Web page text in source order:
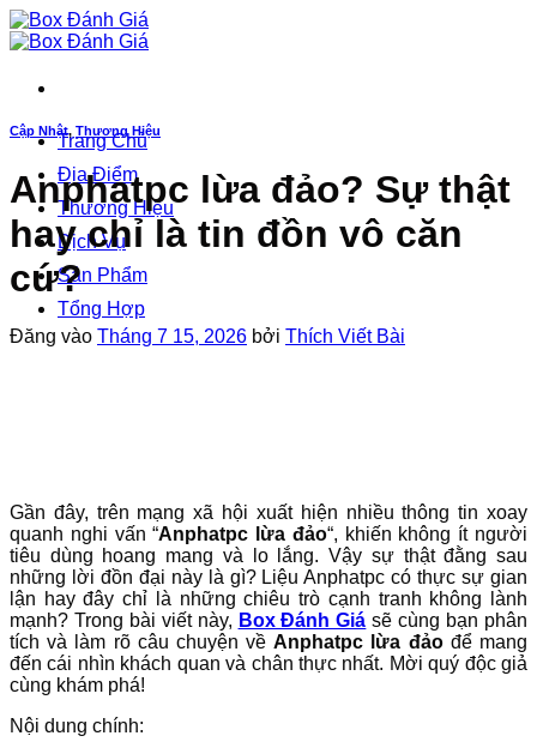
Bỏ
qua
dung
Trang Chủ
Địa Điểm
Thương Hiệu
Dịch Vụ
Sản Phẩm
Tổng Hợp
Cập Nhật, Thương Hiệu
Anphatpc lừa đảo? Sự thật
hay chỉ là tin đồn vô căn
cứ?
Đăng vào Tháng 7 15, 2026 bởi Thích Viết Bài
Gần đây, trên mạng xã hội xuất hiện nhiều thông tin xoay
quanh nghi vấn “Anphatpc lừa đảo“, khiến không ít người
tiêu dùng hoang mang và lo lắng. Vậy sự thật đằng sau
những lời đồn đại này là gì? Liệu Anphatpc có thực sự gian
lận hay đây chỉ là những chiêu trò cạnh tranh không lành
mạnh? Trong bài viết này, Box Đánh Giá sẽ cùng bạn phân
tích và làm rõ câu chuyện vềAnphatpc lừa đảođể mang
đến cái nhìn khách quan và chân thực nhất. Mời quý độc giả
cùng khám phá!
Nội dung chính: